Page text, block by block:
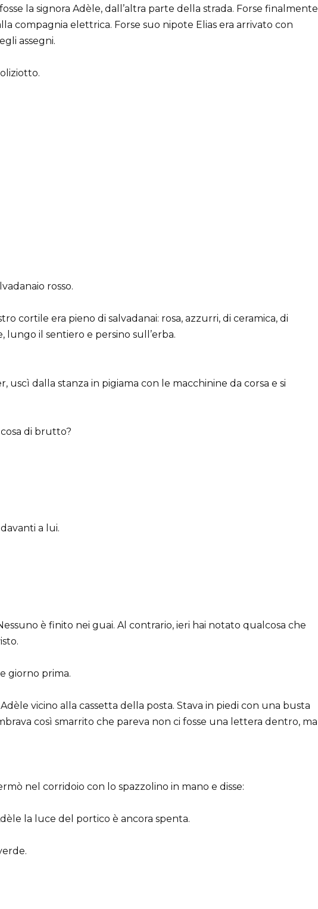
la signora Adèle, dall’altra parte della strada. Forse finalmente
compagnia elettrica. Forse suo nipote Elias era arrivato con
assegni.
rosso.
cortile era pieno di salvadanai: rosa, azzurri, di ceramica, di
lungo il sentiero e persino sull’erba.
uscì dalla stanza in pigiama con le macchinine da corsa e si
di brutto?
a lui.
è finito nei guai. Al contrario, ieri hai notato qualcosa che
giorno prima.
vicino alla cassetta della posta. Stava in piedi con una busta
così smarrito che pareva non ci fosse una lettera dentro, ma
nel corridoio con lo spazzolino in mano e disse:
la luce del portico è ancora spenta.